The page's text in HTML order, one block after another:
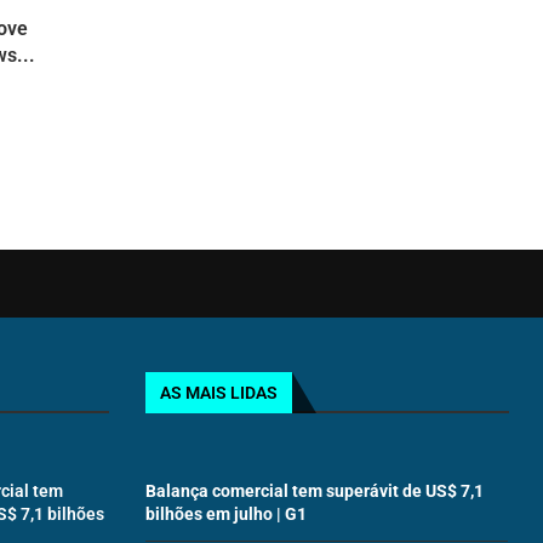
tem
7,1 bilhões
AS MAIS LIDAS
Balança comercial tem superávit de US$ 7,1
bilhões em julho | G1